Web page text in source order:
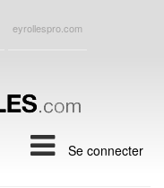
eyrollespro.com
Se connecter